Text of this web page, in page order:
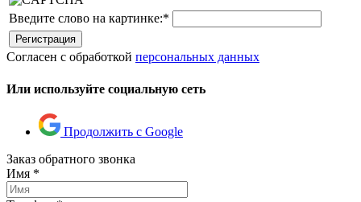
Введите слово на картинке:*
Согласен с обработкой персональных данных
Или используйте социальную сеть
Продолжить с Google
Заказ обратного звонка
Имя *